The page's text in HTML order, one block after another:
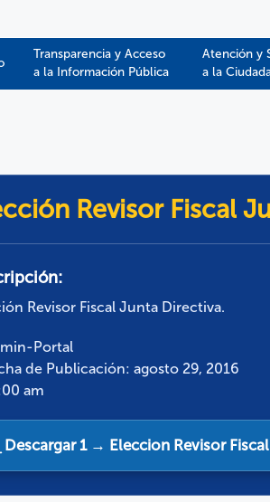
Transparencia y Acceso
a la Información Pública​​
Atención y
a la
Revisor Fiscal
Revisor Fiscal Junta Directiva.
Portal
de Publicación: agosto 29, 2016
am
Descargar 1 → Eleccion Revisor